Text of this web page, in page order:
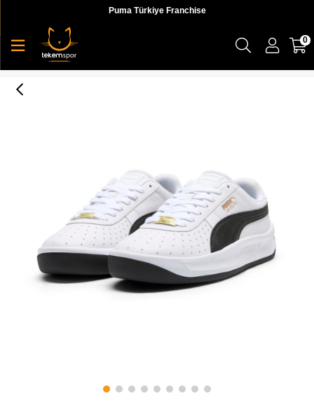
Puma Türkiye Franchise
0